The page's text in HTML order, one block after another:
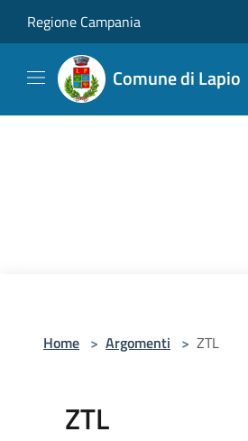
Regione Campania
Comune di Lapio
Home > Argomenti > ZTL
ZTL